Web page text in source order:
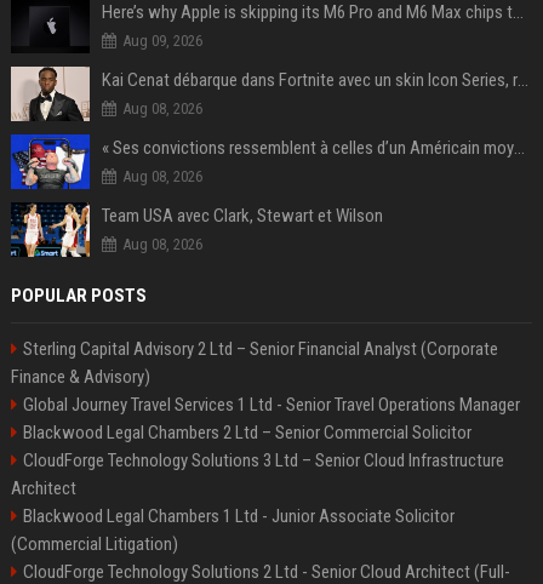
Here’s why Apple is skipping its M6 Pro and M6 Max chips to accelerate M7 launch
Aug 09, 2026
Kai Cenat débarque dans Fortnite avec un skin Icon Series, révélation ce 18 août
Aug 08, 2026
« Ses convictions ressemblent à celles d’un Américain moyen » : Joe Rogan, le roi des podcasteurs, faiseur d’opinion débridé
Aug 08, 2026
Team USA avec Clark, Stewart et Wilson
Aug 08, 2026
POPULAR POSTS
Sterling Capital Advisory 2 Ltd – Senior Financial Analyst (Corporate
Finance & Advisory)
Global Journey Travel Services 1 Ltd - Senior Travel Operations Manager
Blackwood Legal Chambers 2 Ltd – Senior Commercial Solicitor
CloudForge Technology Solutions 3 Ltd – Senior Cloud Infrastructure
Architect
Blackwood Legal Chambers 1 Ltd - Junior Associate Solicitor
(Commercial Litigation)
CloudForge Technology Solutions 2 Ltd - Senior Cloud Architect (Full-